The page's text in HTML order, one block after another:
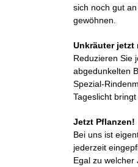
sich noch gut
gewöhnen.
Unkräuter jetzt
Reduzieren Sie
abgedunkelten
Spezial-
Tageslicht
Jetzt Pflanzen!
Bei uns ist
jederzeit
Egal zu welcher